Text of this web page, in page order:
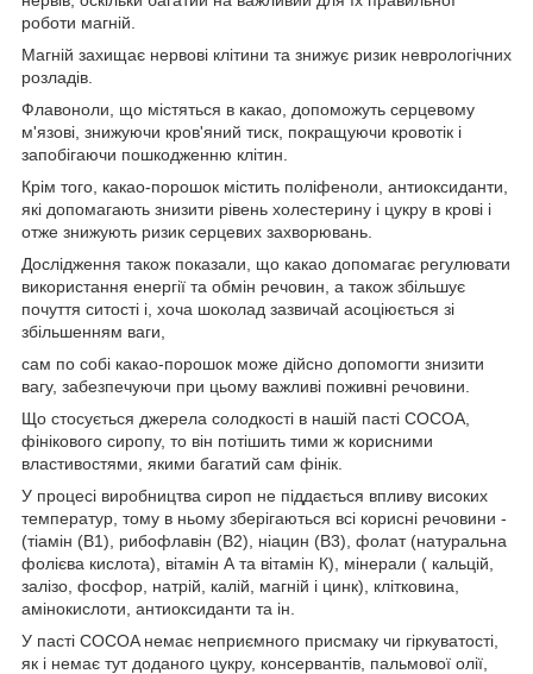
роботи магній.
Магній захищає нервові клітини та знижує ризик неврологічних
розладів.
Флавоноли, що містяться в какао, допоможуть серцевому
м'язові, знижуючи кров'яний тиск, покращуючи кровотік і
запобігаючи пошкодженню клітин.
Крім того, какао-порошок містить поліфеноли, антиоксиданти,
які допомагають знизити рівень холестерину і цукру в крові і
отже знижують ризик серцевих захворювань.
Дослідження також показали, що какао допомагає регулювати
використання енергії та обмін речовин, а також збільшує
почуття ситості і, хоча шоколад зазвичай асоціюється зі
збільшенням ваги,
сам по собі какао-порошок може дійсно допомогти знизити
вагу, забезпечуючи при цьому важливі поживні речовини.
Що стосується джерела солодкості в нашій пасті COCOA,
фінікового сиропу, то він потішить тими ж корисними
властивостями, якими багатий сам фінік.
У процесі виробництва сироп не піддається впливу високих
температур, тому в ньому зберігаються всі корисні речовини -
(тіамін (B1), рибофлавін (B2), ніацин (B3), фолат (натуральна
фолієва кислота), вітамін А та вітамін К), мінерали ( кальцій,
залізо, фосфор, натрій, калій, магній і цинк), клітковина,
амінокислоти, антиоксиданти та ін.
У пасті COCOA немає неприємного присмаку чи гіркуватості,
як і немає тут доданого цукру, консервантів, пальмової олії,